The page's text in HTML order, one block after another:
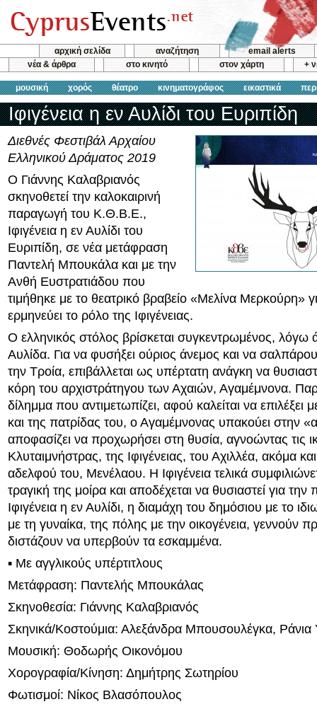
αρχική σελίδα αναζήτηση
email alerts
νέα & άρθρα
στο κινητό στον χάρτη +
μουσική χορός θέατρο κινηματογράφος εικαστικά
Ιφιγένεια η εν Αυλίδι του Ευριπίδη
Διεθνές Φεστιβάλ Αρχαίου
Ελληνικού Δράματος 2019
Ο Γιάννης Καλαβριανός
σκηνοθετεί την καλοκαιρινή
παραγωγή του Κ.Θ.Β.Ε.,
Ιφιγένεια η εν Αυλίδι του
Ευριπίδη, σε νέα μετάφραση
Παντελή Μπουκάλα και με την
Ανθή Ευστρατιάδου που
τιμήθηκε με το θεατρικό βραβείο «Μελίνα Μερκούρη»
ερμηνεύει το ρόλο της Ιφιγένειας.
Ο ελληνικός στόλος βρίσκεται συγκεντρωμένος, λόγω
Αυλίδα. Για να φυσήξει ούριος άνεμος και να
την Τροία, επιβάλλεται ως υπέρτατη ανάγκη να
κόρη του αρχιστράτηγου των Αχαιών, Αγαμέμνονα.
δίλημμα που αντιμετωπίζει, αφού καλείται να επιλέξει
και της πατρίδας του, ο Αγαμέμνονας υπακούει στην
αποφασίζει να προχωρήσει στη θυσία, αγνοώντας τις
Κλυταιμνήστρας, της Ιφιγένειας, του Αχιλλέα, ακόμα
αδελφού του, Μενέλαου. Η Ιφιγένεια τελικά
τραγική της μοίρα και αποδέχεται να θυσιαστεί για την
Ιφιγένεια η εν Αυλίδι, η διαμάχη του δημόσιου με το
με τη γυναίκα, της πόλης με την οικογένεια, γεννούν
διστάζουν να υπερβούν τα εσκαμμένα.
▪ Με αγγλικούς υπέρτιτλους
Μετάφραση: Παντελής Μπουκάλας
Σκηνοθεσία: Γιάννης Καλαβριανός
Σκηνικά/Κοστούμια: Αλεξάνδρα Μπουσουλέγκα, Ράνια
Μουσική: Θοδωρής Οικονόμου
Χορογραφία/Κίνηση: Δημήτρης Σωτηρίου
Φωτισμοί: Νίκος Βλασόπουλος